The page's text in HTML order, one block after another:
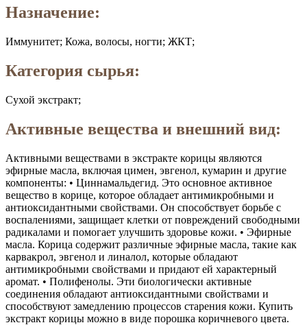
Назначение:
Иммунитет; Кожа, волосы, ногти; ЖКТ;
Категория сырья:
Сухой экстракт;
Активные вещества и внешний вид:
Активными веществами в экстракте корицы являются
эфирные масла, включая цимен, эвгенол, кумарин и другие
компоненты: • Циннамальдегид. Это основное активное
вещество в корице, которое обладает антимикробными и
антиоксидантными свойствами. Он способствует борьбе с
воспалениями, защищает клетки от повреждений свободными
радикалами и помогает улучшить здоровье кожи. • Эфирные
масла. Корица содержит различные эфирные масла, такие как
карвакрол, эвгенол и линалол, которые обладают
антимикробными свойствами и придают ей характерный
аромат. • Полифенолы. Эти биологически активные
соединения обладают антиоксидантными свойствами и
способствуют замедлению процессов старения кожи. Купить
экстракт корицы можно в виде порошка коричневого цвета.